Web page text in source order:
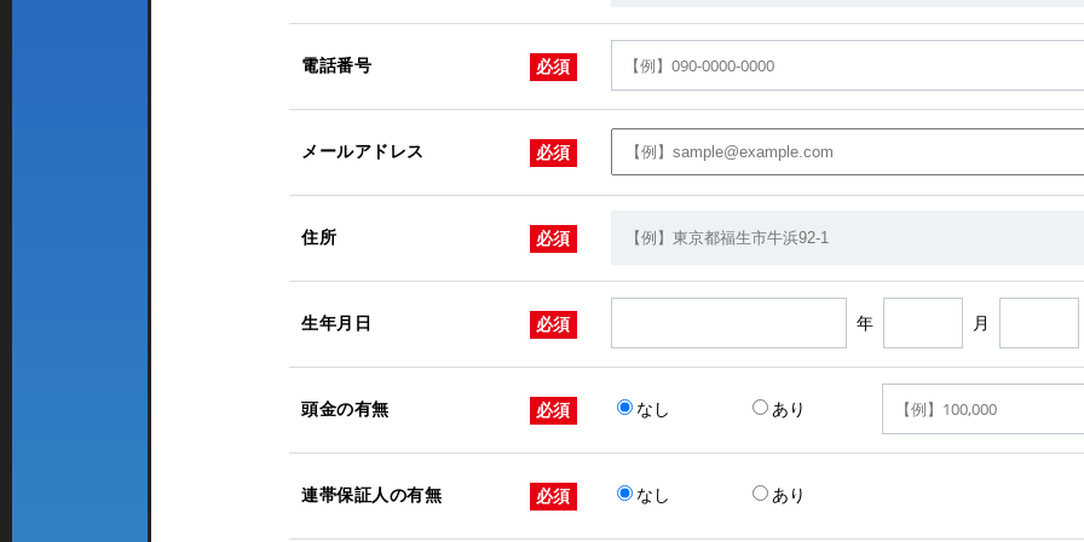
電話番号 必須
メールアドレス 必須
住所 必須
生年月日 必須 年 月
頭金の有無 必須 なし あり
連帯保証人の有無 必須 なし あり